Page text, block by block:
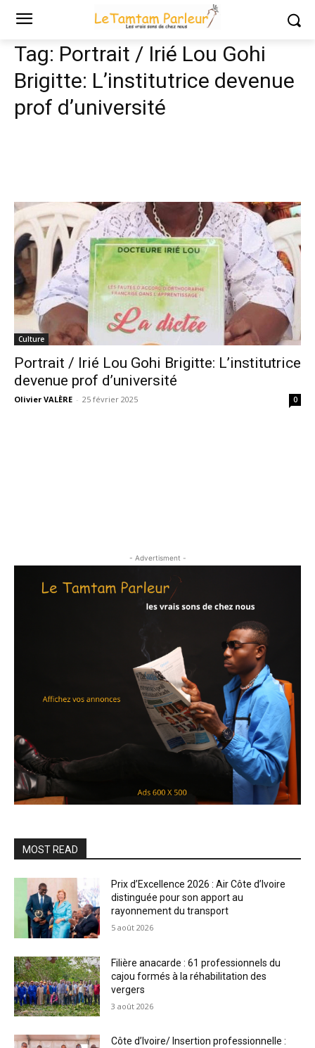
Tags
Portrait / Irié Lou Gohi Brigitte: L’institutrice devenue prof
d’université
Tag: Portrait / Irié Lou Gohi
Brigitte: L’institutrice devenue
prof d’université
Culture
Portrait / Irié Lou Gohi Brigitte: L’institutrice
devenue prof d’université
Olivier VALÈRE - 25 février 2025 0
- Advertisment -
MOST READ
Prix d’Excellence 2026 : Air Côte d’Ivoire
distinguée pour son apport au
rayonnement du transport
5 août 2026
Filière anacarde : 61 professionnels du
cajou formés à la réhabilitation des
vergers
3 août 2026
Côte d’Ivoire/ Insertion professionnelle :